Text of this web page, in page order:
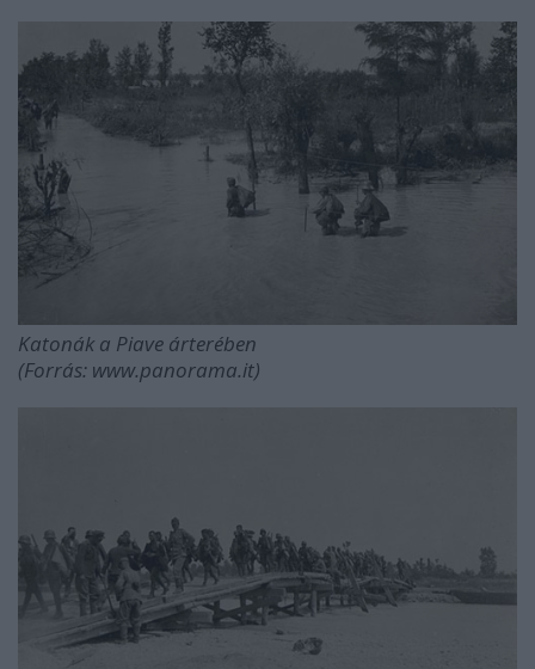
Katonák a Piave árterében
(Forrás: www.panorama.it)